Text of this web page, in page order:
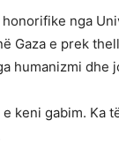
nga
Gaza e prek
humanizmi dhe
keni gabim. Ka